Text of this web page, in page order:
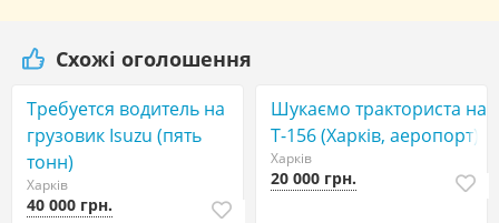
Схожі оголошення
Требуется водитель на
грузовик Isuzu (пять
тонн)
Харків
40 000 грн.
Шукаємо тракториста на
Т-156 (Харків, аеропорт)
Харків
20 000 грн.